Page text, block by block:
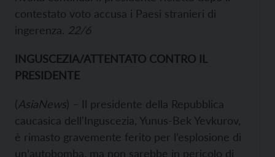
contestato voto accusa i Paesi stranieri di
ingerenza. 22/6
INGUSCEZIA/ATTENTATO CONTRO IL
PRESIDENTE
(AsiaNews) – Il presidente della Repubblica
caucasica dell'Inguscezia, Yunus-Bek Yevkurov,
è rimasto gravemente ferito per l’esplosione di
un’autobomba, ma non sarebbe in pericolo di